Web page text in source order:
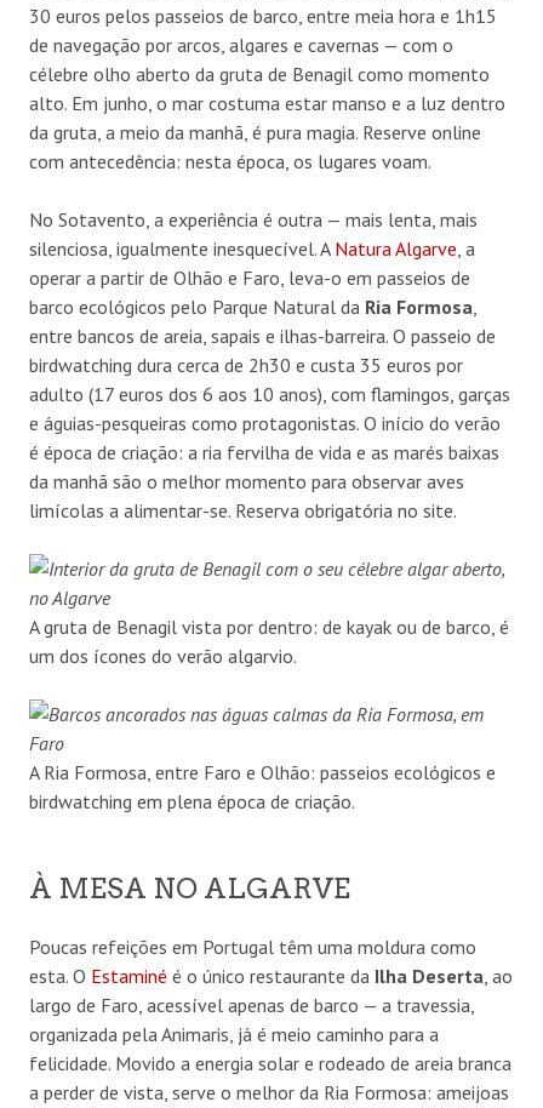
30 euros pelos passeios de barco, entre meia hora e 1h15
de navegação por arcos, algares e cavernas — com o
célebre olho aberto da gruta de Benagil como momento
alto. Em junho, o mar costuma estar manso e a luz dentro
da gruta, a meio da manhã, é pura magia. Reserve online
com antecedência: nesta época, os lugares voam.
No Sotavento, a experiência é outra — mais lenta, mais
silenciosa, igualmente inesquecível. A Natura Algarve , a
operar a partir de Olhão e Faro, leva-o em passeios de
barco ecológicos pelo Parque Natural da Ria Formosa
entre bancos de areia, sapais e ilhas-barreira. O passeio de
birdwatching dura cerca de 2h30 e custa 35 euros por
adulto (17 euros dos 6 aos 10 anos), com flamingos, garças
e águias-pesqueiras como protagonistas. O início do verão
é época de criação: a ria fervilha de vida e as marés baixas
da manhã são o melhor momento para observar aves
limícolas a alimentar-se. Reserva obrigatória no site.
A gruta de Benagil vista por dentro: de kayak ou de barco, é
um dos ícones do verão algarvio.
A Ria Formosa, entre Faro e Olhão: passeios ecológicos e
birdwatching em plena época de criação.
À MESA NO ALGARVE
Poucas refeições em Portugal têm uma moldura como
esta. O Estaminé é o único restaurante da Ilha Deserta , ao
largo de Faro, acessível apenas de barco — a travessia,
organizada pela Animaris, já é meio caminho para a
felicidade. Movido a energia solar e rodeado de areia branca
a perder de vista, serve o melhor da Ria Formosa: ameijoas